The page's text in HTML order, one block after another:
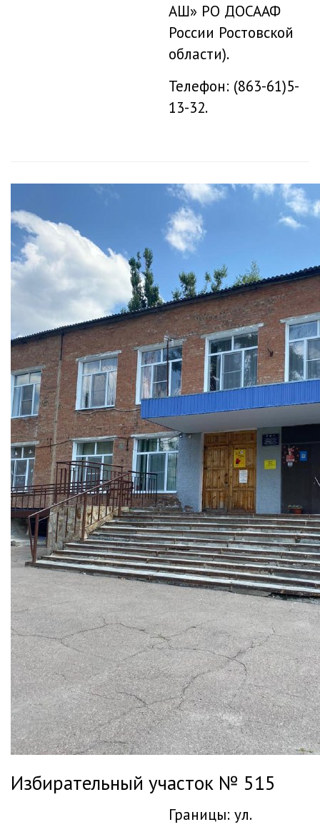
АШ» РО ДОСААФ
России Ростовской
области).
Телефон: (863-61)5-
13-32.
Избирательный участок № 515
Границы: ул.